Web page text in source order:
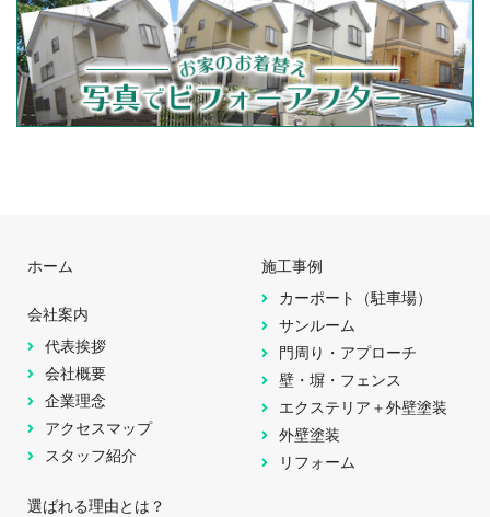
ホーム
会社案内
代表挨拶
会社概要
企業理念
アクセスマップ
スタッフ紹介
選ばれる理由とは？
施工事例
カーポート（駐車場）
サンルーム
門周り・アプローチ
壁・塀・フェンス
エクステリア＋外壁塗装
外壁塗装
リフォーム